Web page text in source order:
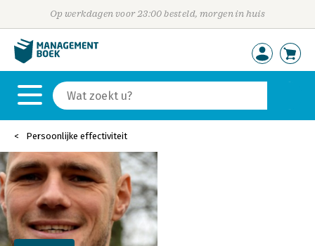
Op werkdagen voor 23:00 besteld, morgen in huis
Persoonlijke effectiviteit